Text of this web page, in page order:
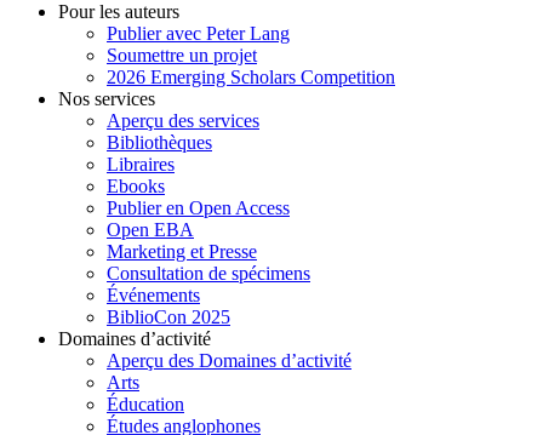
Pour les auteurs
Publier avec Peter Lang
Soumettre un projet
2026 Emerging Scholars Competition
Nos services
Aperçu des services
Bibliothèques
Libraires
Ebooks
Publier en Open Access
Open EBA
Marketing et Presse
Consultation de spécimens
Événements
BiblioCon 2025
Domaines d’activité
Aperçu des Domaines d’activité
Arts
Éducation
Études anglophones